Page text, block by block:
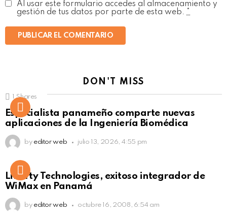
Al usar este formulario accedes al almacenamiento y
gestión de tus datos por parte de esta web.
DON'T MISS
Click to view this post
Shares
Especialista panameño comparte nuevas
aplicaciones de la Ingeniería Biomédica
by editor web julio 13, 2026, 4:55 pm
Liberty Technologies, exitoso integrador de
WiMax en Panamá
by editor web octubre 16, 2008, 6:54 am